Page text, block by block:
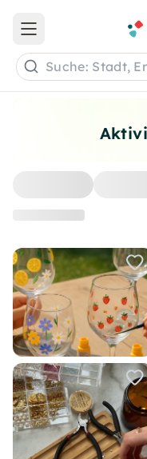
Open main menu
Suche: Stadt,